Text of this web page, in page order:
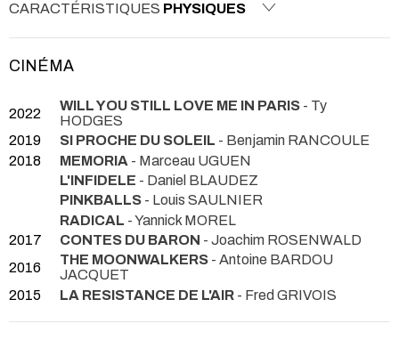
CARACTÉRISTIQUES PHYSIQUES
CINÉMA
2022 WILL YOU STILL LOVE ME IN PARIS - Ty
HODGES
2019
SI PROCHE DU SOLEIL - Benjamin RANCOULE
2018
MEMORIA - Marceau UGUEN
L'INFIDELE - Daniel BLAUDEZ
PINKBALLS - Louis SAULNIER
RADICAL - Yannick MOREL
2017
CONTES DU BARON - Joachim ROSENWALD
2016
THE MOONWALKERS - Antoine BARDOU
JACQUET
2015
LA RESISTANCE DE L'AIR - Fred GRIVOIS